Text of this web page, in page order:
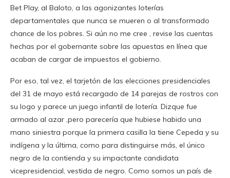
Bet Play, al Baloto, a las agonizantes loterías
departamentales que nunca se mueren o al transformado
chance de los pobres. Si aún no me cree , revise las cuentas
hechas por el gobernante sobre las apuestas en línea que
acaban de cargar de impuestos el gobierno.
Por eso, tal vez, el tarjetón de las elecciones presidenciales
del 31 de mayo está recargado de 14 parejas de rostros con
su logo y parece un juego infantil de lotería. Dizque fue
armado al azar ,pero parecería que hubiese habido una
mano siniestra porque la primera casilla la tiene Cepeda y su
indígena y la última, como para distinguirse más, el único
negro de la contienda y su impactante candidata
vicepresidencial, vestida de negro. Como somos un país de